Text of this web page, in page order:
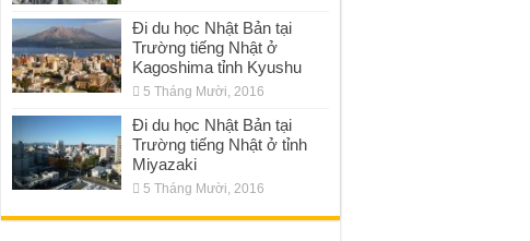
Đi du học Nhật Bản tại
Trường tiếng Nhật ở
Kagoshima tỉnh Kyushu
5 Tháng Mười, 2016
Đi du học Nhật Bản tại
Trường tiếng Nhật ở tỉnh
Miyazaki
5 Tháng Mười, 2016